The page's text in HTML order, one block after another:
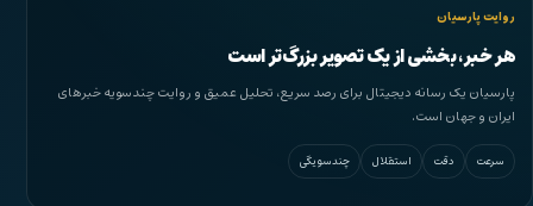
روایت پارسیان
هر خبر، بخشی از یک تصویر بزرگ‌تر است
پارسیان یک رسانه دیجیتال برای رصد سریع، تحلیل عمیق و روایت چندسویه خبرهای
ایران و جهان است.
سرعت دقت استقلال چندسویگی